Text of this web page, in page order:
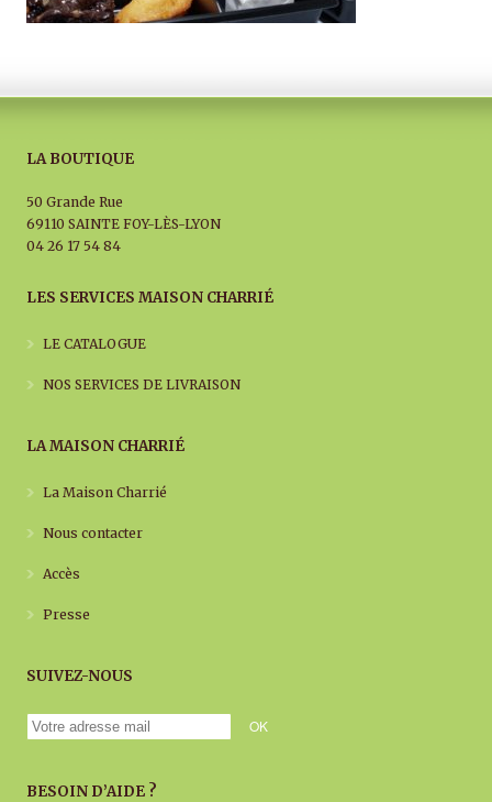
LA BOUTIQUE
50 Grande Rue
69110 SAINTE FOY-LÈS-LYON
04 26 17 54 84
LES SERVICES MAISON CHARRIÉ
LE CATALOGUE
NOS SERVICES DE LIVRAISON
LA MAISON CHARRIÉ
La Maison Charrié
Nous contacter
Accès
Presse
SUIVEZ-NOUS
BESOIN D’AIDE ?